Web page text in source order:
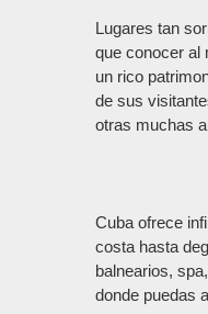
Lugares tan
que conocer al
un rico
de sus
otras muchas
Cuba ofrece
costa hasta
balnearios,
donde puedas